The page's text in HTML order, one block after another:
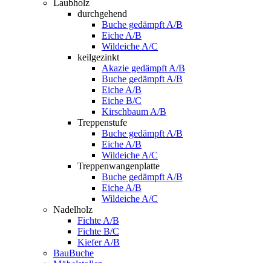
Laubholz
durchgehend
Buche gedämpft A/B
Eiche A/B
Wildeiche A/C
keilgezinkt
Akazie gedämpft A/B
Buche gedämpft A/B
Eiche A/B
Eiche B/C
Kirschbaum A/B
Treppenstufe
Buche gedämpft A/B
Eiche A/B
Wildeiche A/C
Treppenwangenplatte
Buche gedämpft A/B
Eiche A/B
Wildeiche A/C
Nadelholz
Fichte A/B
Fichte B/C
Kiefer A/B
BauBuche